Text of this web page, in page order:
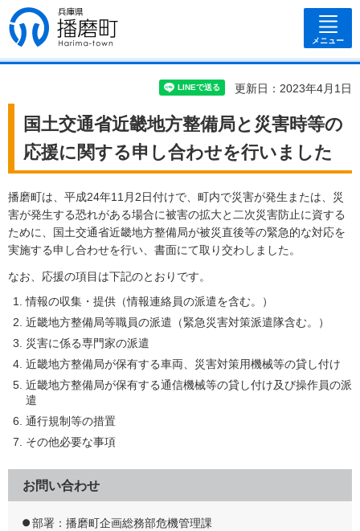
兵庫県 播磨
町
メニュー
更新日：2023年4月1日
国土交通省近畿地方整備局と災害時等の
応援に関する申し合わせを行いました
播磨町は、平成24年11月2日付けで、町内で災害が発生または、災
害が発生する恐れがある場合に被害の拡大と二次災害防止に資する
ために、国土交通省近畿地方整備局が被災直後等の緊急的な対応を
実施する申し合わせを行い、書面にて取り交わしました。
なお、応援の項目は下記のとおりです。
情報の収集・提供（情報連絡員の派遣を含む。）
近畿地方整備局等職員の派遣（緊急災害対策派遣隊含む。）
災害に係る専門家の派遣
近畿地方整備局が保有する車両、災害対策用機械等の貸し付け
近畿地方整備局が保有する通信機械等の貸し付け及び操作員の派
遣
通行規制等の措置
その他必要な事項
お問い合わせ
部署：播磨町企画総務部危機管理課